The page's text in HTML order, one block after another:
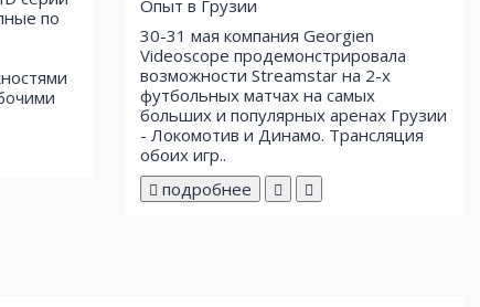
по
Опыт в Грузии
30-31 мая компания Georgien
Videoscope продемонстрировала
возможности Streamstar на 2-х
футбольных матчах на самых
больших и популярных аренах Грузии
- Локомотив и Динамо. Трансляция
обоих игр..
подробнее